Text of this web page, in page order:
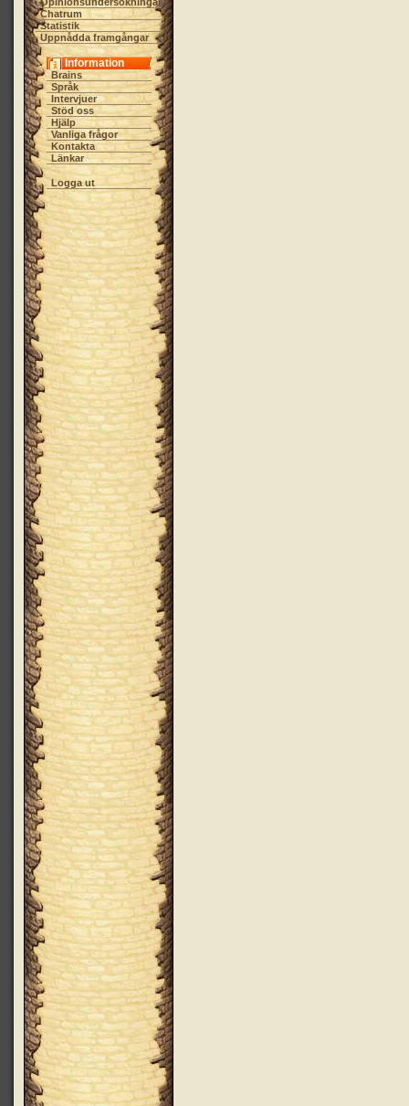
Chatrum
Statistik
Uppnådda framgångar
Information
Brains
Språk
Intervjuer
Stöd oss
Hjälp
Vanliga frågor
Kontakta
Länkar
Logga ut